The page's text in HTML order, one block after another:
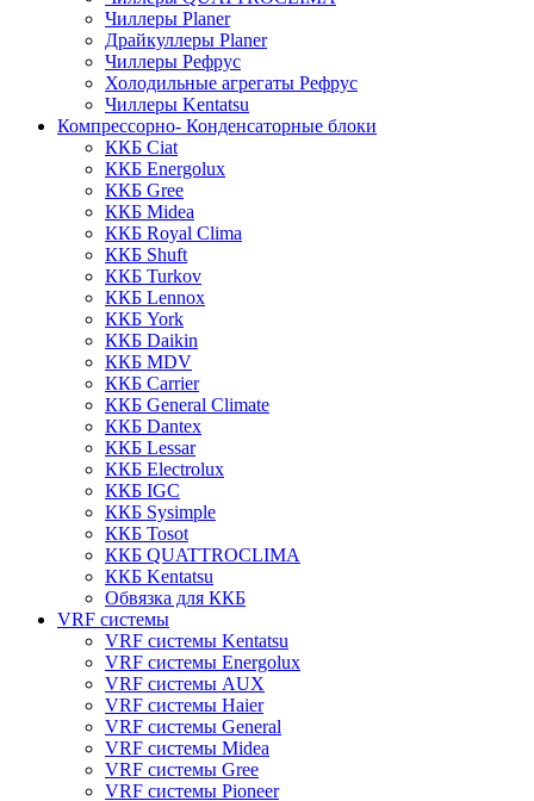
Чиллеры Planer
Драйкуллеры Planer
Чиллеры Рефрус
Холодильные агрегаты Рефрус
Чиллеры Kentatsu
Компрессорно- Конденсаторные блоки
ККБ Ciat
ККБ Energolux
ККБ Gree
ККБ Midea
ККБ Royal Clima
ККБ Shuft
ККБ Turkov
ККБ Lennox
ККБ York
ККБ Daikin
ККБ MDV
ККБ Carrier
ККБ General Climate
ККБ Dantex
ККБ Lessar
ККБ Electrolux
ККБ IGC
ККБ Sysimple
ККБ Tosot
ККБ QUATTROCLIMA
ККБ Kentatsu
Обвязка для ККБ
VRF системы
VRF системы Kentatsu
VRF системы Energolux
VRF системы AUX
VRF системы Haier
VRF системы General
VRF системы Midea
VRF системы Gree
VRF системы Pioneer